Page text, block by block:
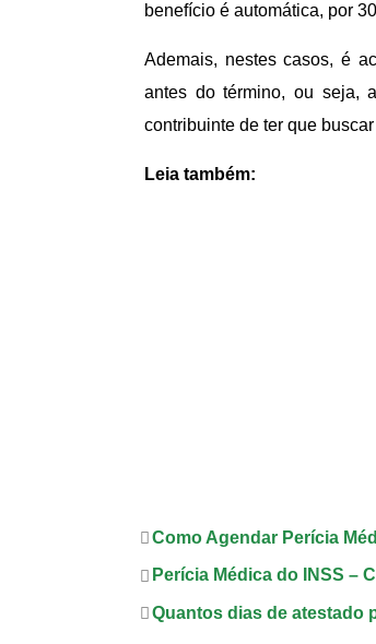
benefício é automática, por
Ademais, nestes casos, é
antes do término, ou seja,
contribuinte de ter que
Leia também:
Como Agendar Perícia
Perícia Médica do INSS –
Quantos dias de atestado